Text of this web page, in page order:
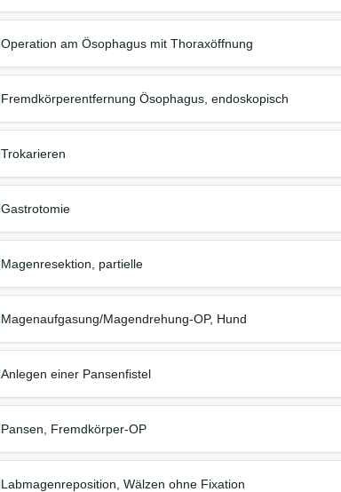
Operation am Ösophagus mit Thoraxöffnung
Fremdkörperentfernung Ösophagus, endoskopisch
Trokarieren
Gastrotomie
Magenresektion, partielle
Magenaufgasung/Magendrehung-OP, Hund
Anlegen einer Pansenfistel
Pansen, Fremdkörper-OP
Labmagenreposition, Wälzen ohne Fixation